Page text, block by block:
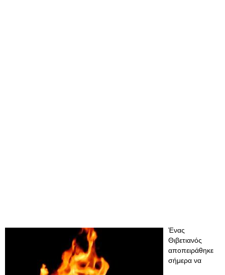
Ένας
Θιβετιανός
αποπειράθηκε
σήμερα να